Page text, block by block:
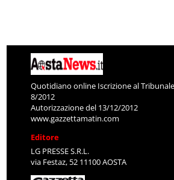
Quotidiano online Iscrizione al
8/2012
Autorizzazione del 13/12/2012
www.gazzettamatin.com
Editore
LG PRESSE S.R.L.
via Festaz, 52 11100 AOSTA